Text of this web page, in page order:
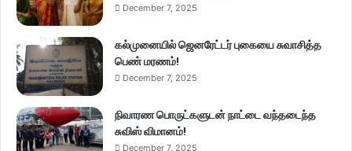
December 7, 2025
கல்முனையில் ஜெனரேட்டர் புகையை சுவாசித்த
பெண் மரணம்!
December 7, 2025
நிவாரண பொருட்களுடன் நாட்டை வந்தடைந்த
சுவிஸ் விமானம்!
December 7, 2025